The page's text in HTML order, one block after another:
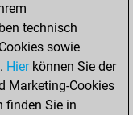
technisch
sowie
Hierkönnen Sie der
Marketing-Cookies
finden Sie in